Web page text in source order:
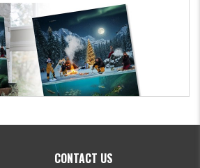
€154.86CONTACT US